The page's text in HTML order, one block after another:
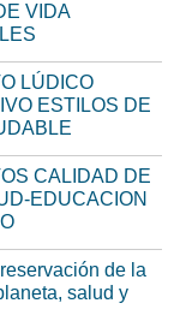
VIDA
LÚDICO
ESTILOS DE
CALIDAD DE
EDUCACION
de la
salud y